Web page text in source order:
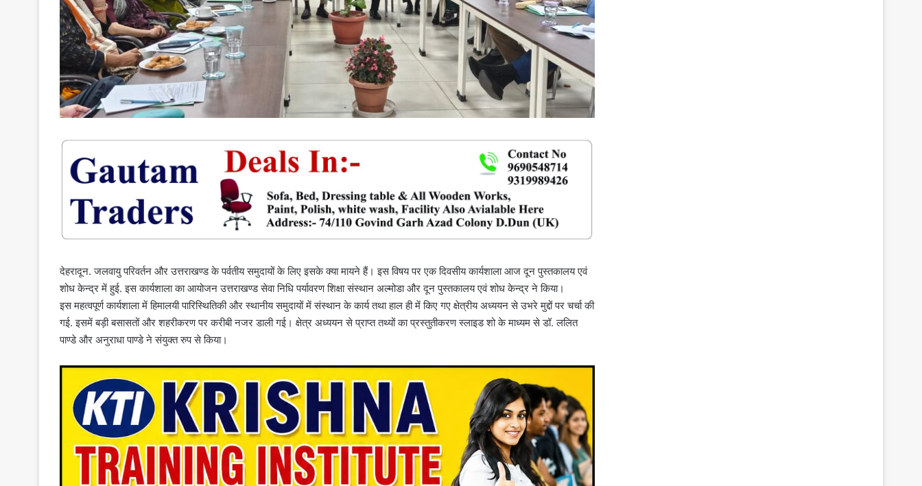
देहरादून. जलवायु परिवर्तन और उत्तराखण्ड के पर्वतीय समुदायों के लिए इसके क्या मायने हैं। इस विषय पर एक दिवसीय कार्यशाला आज दून पुस्तकालय एवं
शोध केन्द्र में हुई. इस कार्यशाला का आयोजन उत्तराखण्ड सेवा निधि पर्यावरण शिक्षा संस्थान अल्मोडा और दून पुस्तकालय एवं शोध केन्द्र ने किया।
इस महत्वपूर्ण कार्यशाला में हिमालयी पारिस्थितिकी और स्थानीय समुदायों में संस्थान के कार्य तथा हाल ही में किए गए क्षेत्रीय अध्ययन से उभरे मुद्दों पर चर्चा की
गई. इसमें बड़ी बसासतों और शहरीकरण पर करीबी नजर डाली गई। क्षेत्र अध्ययन से प्राप्त तथ्यों का प्रस्तुतीकरण स्लाइड शो के माध्यम से डॉ. ललित
पाण्डे और अनुराधा पाण्डे ने संयुक्त रुप से किया।